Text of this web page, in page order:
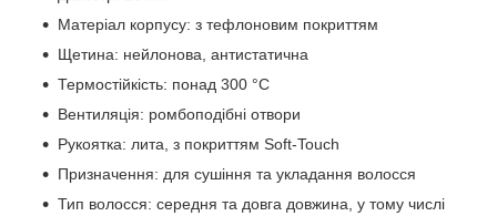
Матеріал корпусу: з тефлоновим покриттям
Щетина: нейлонова, антистатична
Термостійкість: понад 300 °C
Вентиляція: ромбоподібні отвори
Рукоятка: лита, з покриттям Soft-Touch
Призначення: для сушіння та укладання волосся
Тип волосся: середня та довга довжина, у тому числі